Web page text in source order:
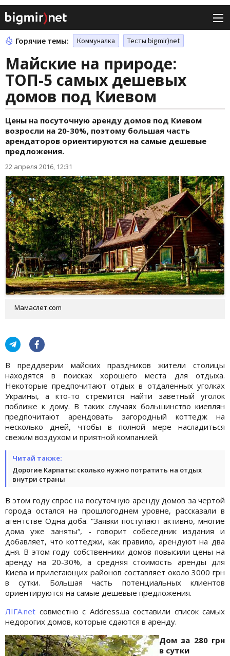
Горячие темы: Коммуналка Тесты bigmir)net
Майские на природе:
ТОП-5 самых дешевых
домов под Киевом
Цены на посуточную аренду домов под Киевом
возросли на 20-30%, поэтому большая часть
арендаторов ориентируются на самые дешевые
предложения.
22 апреля 2016, 12:31
Мамаслет.com
В преддверии майских праздников жители столицы
находятся в поисках хорошего места для отдыха.
Некоторые предпочитают отдых в отдаленных уголках
Украины, а кто-то стремится найти заветный уголок
поближе к дому. В таких случаях большинство киевлян
предпочитают арендовать загородный коттедж на
несколько дней, чтобы в полной мере насладиться
свежим воздухом и приятной компанией.
Читай также:
Дорогие Карпаты: сколько нужно потратить на отдых
внутри страны
В этом году спрос на посуточную аренду домов за чертой
города остался на прошлогоднем уровне, рассказали в
агентстве Одна доба. “Заявки поступают активно, многие
дома уже заняты“, - говорит собеседник издания и
добавляет, что коттеджи, как правило, арендуют на два
дня. В этом году собственники домов повысили цены на
аренду на 20-30%, а средняя стоимость аренды для
Киева и прилегающих районов составляет около 3000 грн
в сутки. Большая часть потенциальных клиентов
ориентируются на самые дешевые предложения.
ЛІГА.net совместно с Address.ua составили список самых
недорогих домов, которые сдаются в аренду.
Дом за 280 грн
в сутки